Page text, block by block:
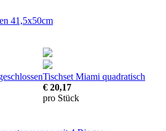
41,5x50cm
Tischset Miami quadratisch
€ 20,17
pro Stück